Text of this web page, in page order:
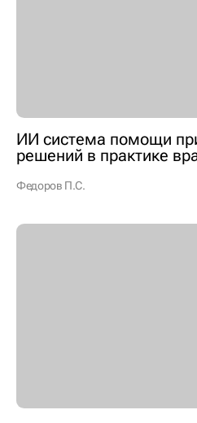
ИИ система помощи
решений в практике
Федоров П.С.